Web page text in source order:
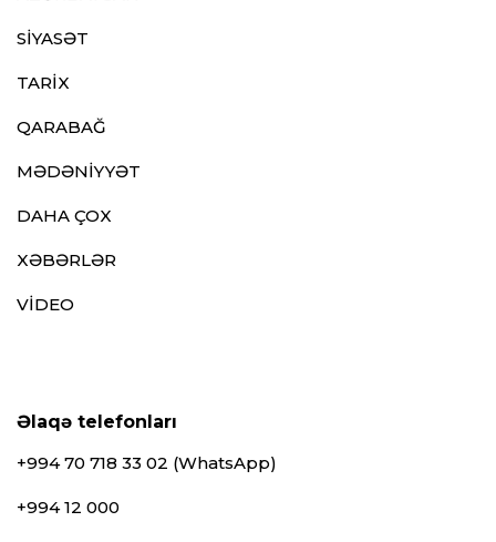
SİYASƏT
TARİX
QARABAĞ
MƏDƏNİYYƏT
DAHA ÇOX
XƏBƏRLƏR
VİDEO
Əlaqə telefonları
+994 70 718 33 02 (WhatsApp)
+994 12 000